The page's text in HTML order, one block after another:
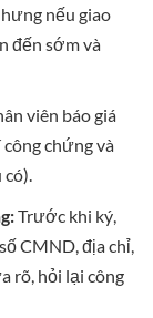
nếu giao
đến sớm và
viên báo giá
chứng và
Trước khi ký,
CMND, địa chỉ,
rõ, hỏi lại công